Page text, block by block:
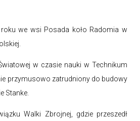
we wsi Posada koło Radomia w
w czasie nauki w Technikum
przymusowo zatrudniony do budowy
Stanke.
Walki Zbrojnej, gdzie przeszedł